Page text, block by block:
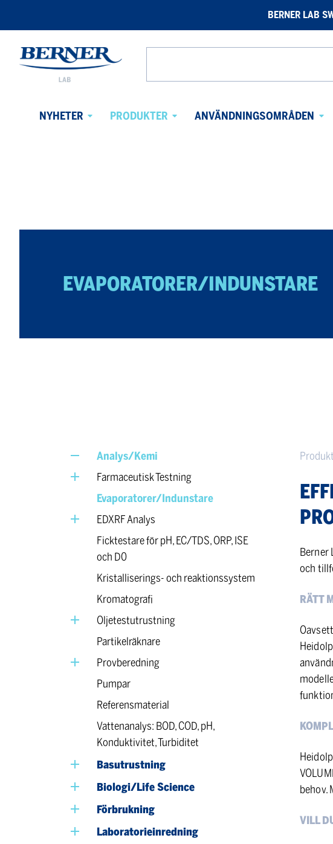
BERNER LAB
Berner
Lab
from
NYHETER
PRODUKTER
ANVÄNDNINGSOMRÅDEN
EVAPORATORER/INDUNSTARE
Analys/Kemi
Farmaceutisk Testning
Evaporatorer/Indunstare
EDXRF Analys
Ficktestare för pH, EC/TDS, ORP, ISE
och D0
Kristalliserings- och reaktionssystem
Kromatografi
Oljetestutrustning
Partikelräknare
Provberedning
Pumpar
Referensmaterial
Vattenanalys: BOD, COD, pH,
Konduktivitet, Turbiditet
Basutrustning
Biologi/Life Science
Förbrukning
Laboratorieinredning
Berner
och
RÄTT
behov.
VILL